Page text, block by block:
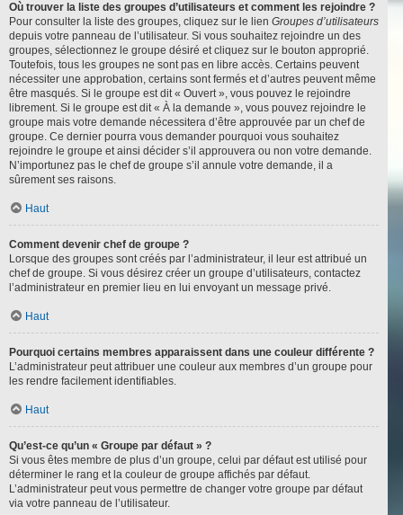
Où trouver la liste des groupes d’utilisateurs et comment les rejoindre ?
Pour consulter la liste des groupes, cliquez sur le lien Groupes d’utilisateurs
depuis votre panneau de l’utilisateur. Si vous souhaitez rejoindre un des
groupes, sélectionnez le groupe désiré et cliquez sur le bouton approprié.
Toutefois, tous les groupes ne sont pas en libre accès. Certains peuvent
nécessiter une approbation, certains sont fermés et d’autres peuvent même
être masqués. Si le groupe est dit « Ouvert », vous pouvez le rejoindre
librement. Si le groupe est dit « À la demande », vous pouvez rejoindre le
groupe mais votre demande nécessitera d’être approuvée par un chef de
groupe. Ce dernier pourra vous demander pourquoi vous souhaitez
rejoindre le groupe et ainsi décider s’il approuvera ou non votre demande.
N’importunez pas le chef de groupe s’il annule votre demande, il a
sûrement ses raisons.
Haut
Comment devenir chef de groupe ?
Lorsque des groupes sont créés par l’administrateur, il leur est attribué un
chef de groupe. Si vous désirez créer un groupe d’utilisateurs, contactez
l’administrateur en premier lieu en lui envoyant un message privé.
Haut
Pourquoi certains membres apparaissent dans une couleur différente ?
L’administrateur peut attribuer une couleur aux membres d’un groupe pour
les rendre facilement identifiables.
Haut
Qu’est-ce qu’un « Groupe par défaut » ?
Si vous êtes membre de plus d’un groupe, celui par défaut est utilisé pour
déterminer le rang et la couleur de groupe affichés par défaut.
L’administrateur peut vous permettre de changer votre groupe par défaut
via votre panneau de l’utilisateur.